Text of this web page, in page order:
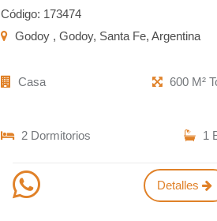
Código: 173474
Godoy , Godoy, Santa Fe, Argentina
Casa 600 M²
2 Dormitorios 1
Detalles